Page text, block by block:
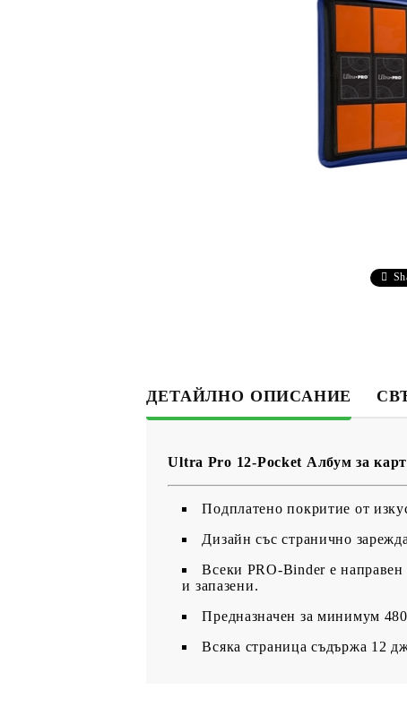
ДЕТАЙЛНО ОПИСАНИЕ
Ultra Pro 12-Pocket Албум за
Подплатено покритие от
Дизайн със странично
Всеки PRO-Binder е
и запазени.
Предназначен за минимум
Всяка страница съдържа 12